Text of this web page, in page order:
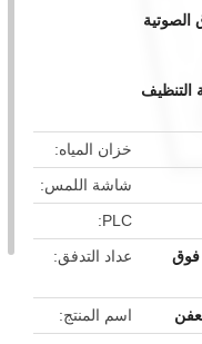
الصوتية
التنظيف
خزان المياه
شاشة اللمس
PLC
عداد التدفق
فوق
اسم المنتج